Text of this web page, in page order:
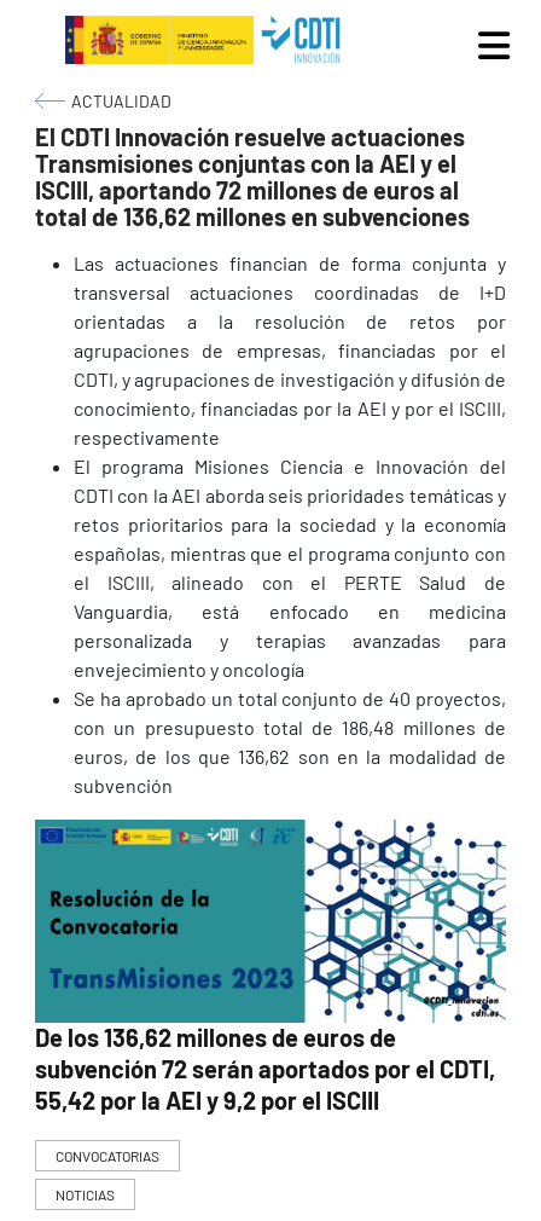
Pasar al contenido principal
Ruta de navegación
ACTUALIDAD
El CDTI Innovación resuelve actuaciones
Transmisiones conjuntas con la AEI y el
ISCIII, aportando 72 millones de euros al
total de 136,62 millones en subvenciones
Las actuaciones financian de forma conjunta y
transversal actuaciones coordinadas de I+D
orientadas a la resolución de retos por
agrupaciones de empresas, financiadas por el
CDTI, y agrupaciones de investigación y difusión de
conocimiento, financiadas por la AEI y por el ISCIII,
respectivamente
El programa Misiones Ciencia e Innovación del
CDTI con la AEI aborda seis prioridades temáticas y
retos prioritarios para la sociedad y la economía
españolas, mientras que el programa conjunto con
el ISCIII, alineado con el PERTE Salud de
Vanguardia, está enfocado en medicina
personalizada y terapias avanzadas para
envejecimiento y oncología
Se ha aprobado un total conjunto de 40 proyectos,
con un presupuesto total de 186,48 millones de
euros, de los que 136,62 son en la modalidad de
subvención
De los 136,62 millones de euros de
subvención 72 serán aportados por el CDTI,
55,42 por la AEI y 9,2 por el ISCIII
CONVOCATORIAS
NOTICIAS